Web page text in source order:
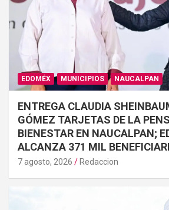
EDOMÉX MUNICIPIOS NAUCALPAN
ENTREGA CLAUDIA
GÓMEZ TARJETAS DE LA
BIENESTAR EN NAUCALPAN;
ALCANZA 371 MIL
7 agosto, 2026 Redaccion